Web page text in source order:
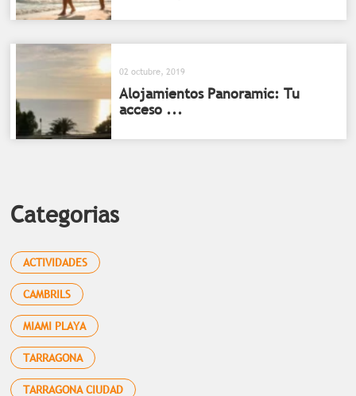
02 octubre, 2019
Alojamientos Panoramic: Tu
acceso ...
Categorias
ACTIVIDADES
CAMBRILS
MIAMI PLAYA
TARRAGONA
TARRAGONA CIUDAD